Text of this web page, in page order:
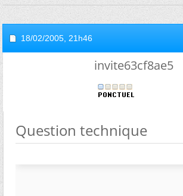
18/02/2005, 21h46
invite63cf8ae5
Question technique